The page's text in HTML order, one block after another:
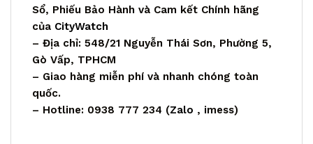
Sổ, Phiếu Bảo Hành và Cam kết Chính hãng
của CityWatch
– Địa chỉ: 548/21 Nguyễn Thái Sơn, Phường 5,
Gò Vấp, TPHCM
– Giao hàng miễn phí và nhanh chóng toàn
quốc.
– Hotline: 0938 777 234 (Zalo , imess)